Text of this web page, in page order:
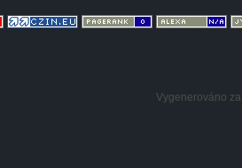
Vygenerováno